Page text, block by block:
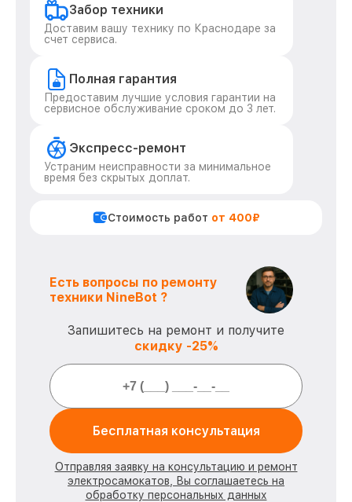
Забор техники
Доставим вашу технику по Краснодаре за
счет сервиса.
Полная гарантия
Предоставим лучшие условия гарантии на
сервисное обслуживание сроком до 3 лет.
Экспресс-ремонт
Устраним неисправности за минимальное
время без скрытых доплат.
Стоимость работ от 400₽
Есть вопросы по ремонту
техники NineBot ?
Запишитесь на ремонт и получите
скидку -25%
Бесплатная консультация
Отправляя заявку на консультацию и ремонт
электросамокатов, Вы соглашаетесь на
обработку персональных данных